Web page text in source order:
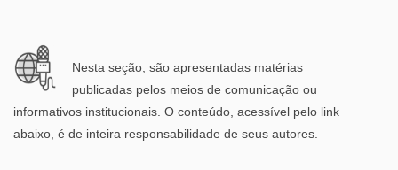
Nesta seção, são apresentadas matérias
publicadas pelos meios de comunicação ou
informativos institucionais. O conteúdo, acessível pelo link
abaixo, é de inteira responsabilidade de seus autores.